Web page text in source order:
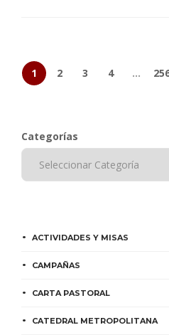
1 2 3 4 …
Categorías
ACTIVIDADES Y MISAS
CAMPAÑAS
CARTA PASTORAL
CATEDRAL METROPOLITANA